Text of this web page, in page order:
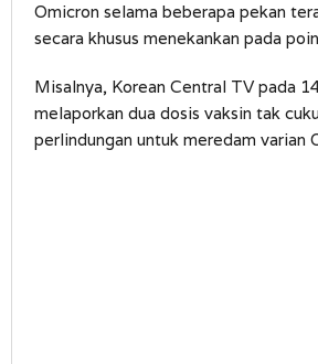
Omicron selama beberapa pekan
secara khusus menekankan pada
Misalnya, Korean Central TV pada
melaporkan dua dosis vaksin tak
perlindungan untuk meredam varian